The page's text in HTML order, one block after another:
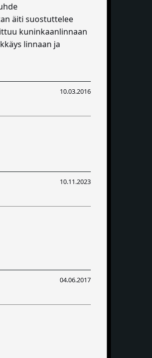
äiti suostuttelee
kuninkaanlinnaan
linnaan ja
10.03.2016
10.11.2023
04.06.2017